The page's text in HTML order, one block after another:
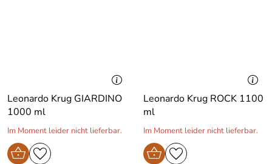
Leonardo Krug GIARDINO
1000 ml
Im Moment leider nicht lieferbar.
Leonardo Krug ROCK 1100
ml
Im Moment leider nicht lieferbar.